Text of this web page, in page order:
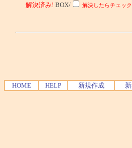
解決済み! BOX/ 解決したらチェッ
HOME HELP 新規作成